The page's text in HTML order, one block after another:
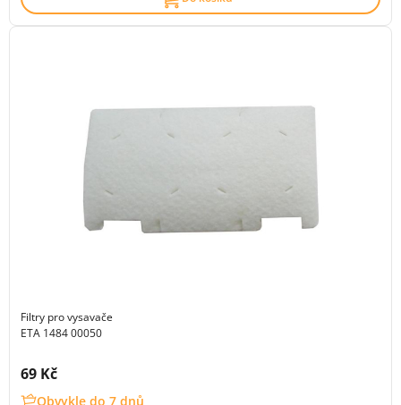
Filtry pro vysavače
ETA 1484 00050
Cena s DPH:
69 Kč
Obvykle do 7 dnů